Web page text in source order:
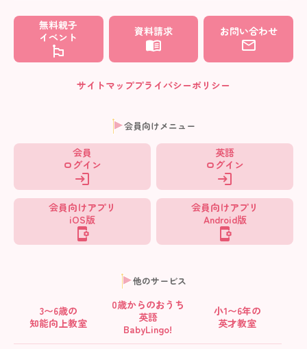
無料親子
イベント
資料請求 お問い合わせ
サイトマッププライバシーポリシー
会員向けメニュー
会員
ログイン
英語
ログイン
会員向けアプリ
iOS版
会員向けアプリ
Android版
他のサービス
3〜6歳の
知能向上教室
0歳からのおうち
英語
BabyLingo!
小1〜6年の
英才教室